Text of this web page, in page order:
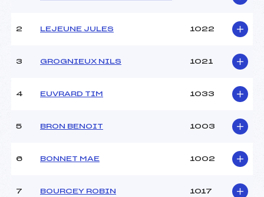
CARACTÉRISTIQUES DE LA PISTE
STADE OLYMPIQUE DES
SAISIES
Point Haut :
Style :
L
2 LEJEUNE JULES 1022
3 GROGNIEUX NILS 1021
4 EUVRARD TIM 1033
5 BRON BENOIT 1003
6 BONNET MAE 1002
7 BOURCEY ROBIN 1017